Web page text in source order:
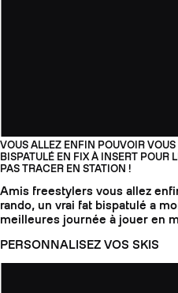
VOUS ALLEZ ENFIN POUVOIR
BISPATULÉ EN FIX À INSERT POUR
PAS TRACER EN STATION !
Amis freestylers vous allez
rando, un vrai fat bispatulé a
meilleures journée à jouer en
PERSONNALISEZ VOS SKIS